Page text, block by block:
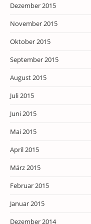
Dezember 2015
November 2015
Oktober 2015
September 2015
August 2015
Juli 2015
Juni 2015
Mai 2015
April 2015
März 2015
Februar 2015
Januar 2015
Dezember 2014